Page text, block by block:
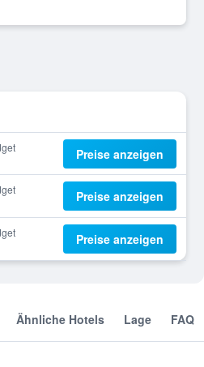
Preise anzeigen
Preise anzeigen
Preise anzeigen
Ähnliche Hotels Lage FAQ